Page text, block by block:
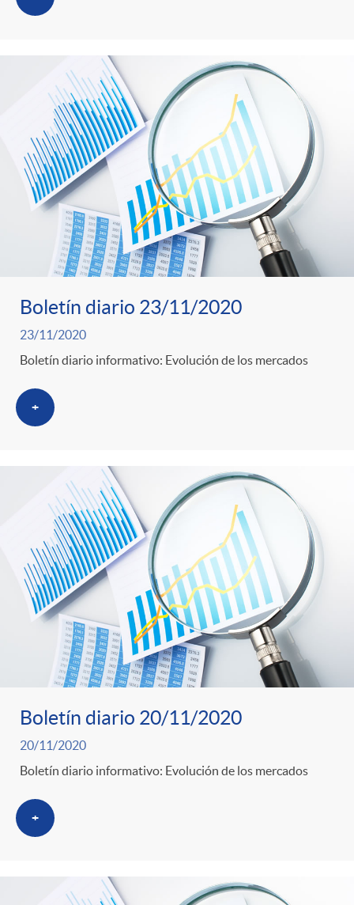
Boletín diario 23/11/2020
23/11/2020
Boletín diario informativo: Evolución de los mercados
+
Boletín diario 20/11/2020
20/11/2020
Boletín diario informativo: Evolución de los mercados
+